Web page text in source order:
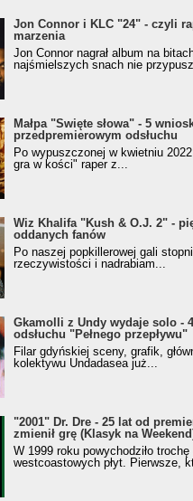
Jon Connor i KLC "24" - czyli
marzenia
Jon Connor nagrał album na
najśmielszych snach nie
Małpa "Święte słowa" - 5
przedpremierowym odsłuchu
Po wypuszczonej w kwietniu
gra w kości" raper z...
Wiz Khalifa "Kush & O.J. 2" -
oddanych fanów
Po naszej popkillerowej gali
rzeczywistości i nadrabiam...
Gkamolli z Undy wydaje solo -
odsłuchu "Pełnego przepływu"
Filar gdyńskiej sceny, grafik,
kolektywu Undadasea już...
"2001" Dr. Dre - 25 lat od
zmienił grę (Klasyk na
W 1999 roku powychodziło
westcoastowych płyt. Pierwsze,